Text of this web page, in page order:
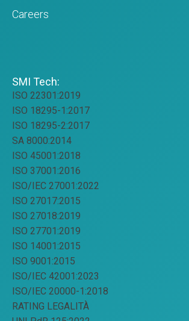
Careers
SMI Tech:
ISO 22301:2019
ISO 18295-1:2017
ISO 18295-2:2017
SA 8000:2014
ISO 45001:2018
ISO 37001:2016
ISO/IEC 27001:2022
ISO 27017:2015
ISO 27018:2019
ISO 27701:2019
ISO 14001:2015
ISO 9001:2015
ISO/IEC 42001:2023
ISO/IEC 20000-1:2018
RATING LEGALITÀ